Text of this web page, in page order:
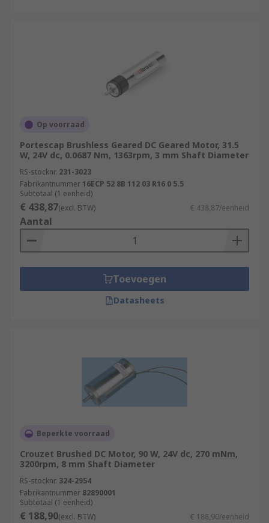
Op voorraad
Portescap Brushless Geared DC Geared Motor, 31.5
W, 24V dc, 0.0687 Nm, 1363rpm, 3 mm Shaft Diameter
RS-stocknr. 231-3023
Fabrikantnummer 16ECP 52 8B 112 03 R16 0 5.5
Subtotaal (1 eenheid)
€ 438,87(excl. BTW) € 438,87/eenheid
Aantal
Toevoegen
Datasheets
Beperkte voorraad
Crouzet Brushed DC Motor, 90 W, 24V dc, 270 mNm,
3200rpm, 8 mm Shaft Diameter
RS-stocknr. 324-2954
Fabrikantnummer 82890001
Subtotaal (1 eenheid)
€ 188,90(excl. BTW) € 188,90/eenheid